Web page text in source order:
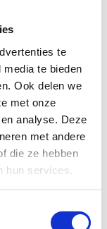
te
te bieden
Ook delen we
met onze
analyse. Deze
met andere
die ze hebben
hun services.